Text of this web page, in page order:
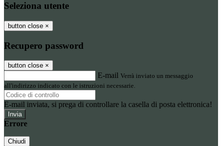
Seleziona utente
button close ×
Recupero password
button close ×
E-mail Verrà inviato un messaggio
all'indirizzo indicato con le istruzioni necessarie.
E-mail inviata, si prega di controllare la casella di posta elettronica!
Errore
Chiudi